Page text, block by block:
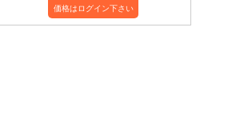
価格はログイン下さい